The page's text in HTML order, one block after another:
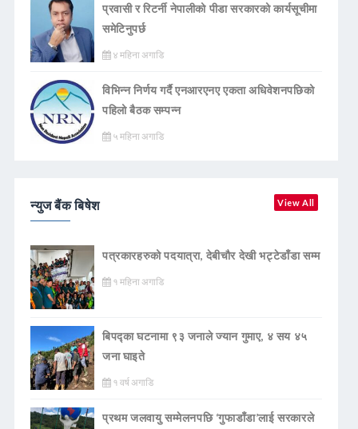
प्रवासी र रिटर्नी नेपालीको पीडा सरकारको कार्यसूचीमा
समेटिनुपर्छ
४ महिना अगाडि
विभिन्न निर्णय गर्दै एनआरएनए एकता अधिवेशनपछिको
पहिलो बैठक सम्पन्न
५ महिना अगाडि
न्युज बैंक बिषेश View All
पत्रकारहरुको पदयात्रा, देबीचौर देखी भट्टेडाँडा सम्म
१ महिना अगाडि
बिपद्का घटनामा ९३ जनाले ज्यान गुमाए, ४ सय ४५
जना घाइते
१ वर्ष अगाडि
प्रथम जलवायु सम्मेलनपछि ‘गुफाडाँडा’लाई सरकारले